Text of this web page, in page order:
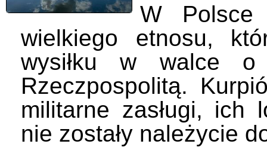
W Polsce
wielkiego etnosu,
wysiłku w walce o
Rzeczpospolitą.
militarne zasługi, ich
nie zostały należycie